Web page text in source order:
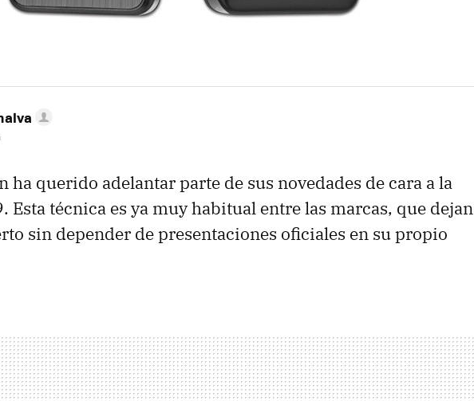
ha querido adelantar parte de sus novedades de cara a la
Esta técnica es ya muy habitual entre las marcas, que dejan
sin depender de presentaciones oficiales en su propio